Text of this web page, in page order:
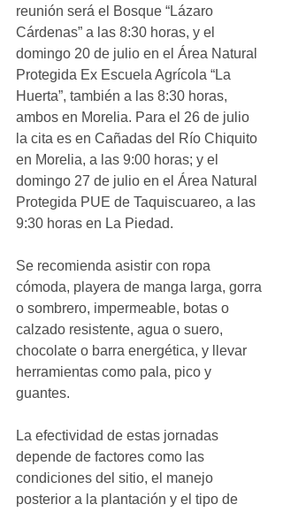
reunión será el Bosque “Lázaro
Cárdenas” a las 8:30 horas, y el
domingo 20 de julio en el Área Natural
Protegida Ex Escuela Agrícola “La
Huerta”, también a las 8:30 horas,
ambos en Morelia. Para el 26 de julio
la cita es en Cañadas del Río Chiquito
en Morelia, a las 9:00 horas; y el
domingo 27 de julio en el Área Natural
Protegida PUE de Taquiscuareo, a las
9:30 horas en La Piedad.
Se recomienda asistir con ropa
cómoda, playera de manga larga, gorra
o sombrero, impermeable, botas o
calzado resistente, agua o suero,
chocolate o barra energética, y llevar
herramientas como pala, pico y
guantes.
La efectividad de estas jornadas
depende de factores como las
condiciones del sitio, el manejo
posterior a la plantación y el tipo de